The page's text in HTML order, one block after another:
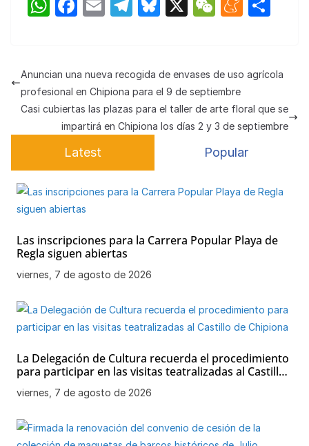
W
s
A
p
p
F
e
b
o
o
k
E
T
gr
a
m
Bl
s
k
y
X
W
h
at
M
e
m
e
p
tir
Anuncian una nueva recogida de envases de uso agrícola
profesional en Chipiona para el 9 de septiembre
Casi cubiertas las plazas para el taller de arte floral que se
impartirá en Chipiona los días 2 y 3 de septiembre
Latest Popular
Las inscripciones para la Carrera Popular Playa de
Regla siguen abiertas
viernes, 7 de agosto de 2026
La Delegación de Cultura recuerda el procedimiento
para participar en las visitas teatralizadas al Castillo
de Chipiona
viernes, 7 de agosto de 2026